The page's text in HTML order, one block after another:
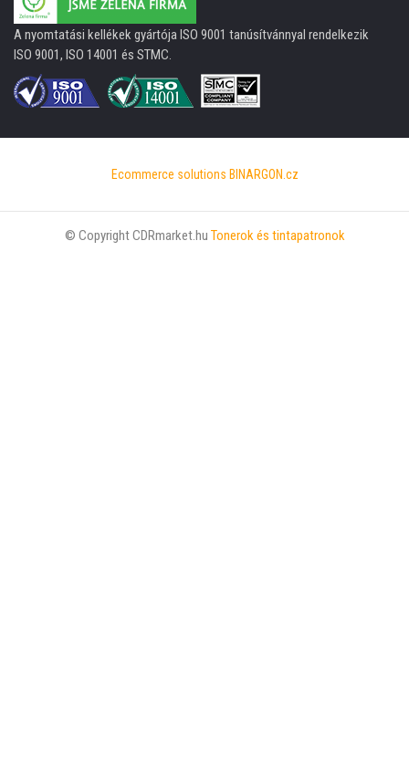
A nyomtatási kellékek gyártója ISO 9001 tanúsítvánnyal rendelkezik
ISO 9001, ISO 14001 és STMC.
Ecommerce solutions BINARGON.cz
© Copyright CDRmarket.hu Tonerok és tintapatronok